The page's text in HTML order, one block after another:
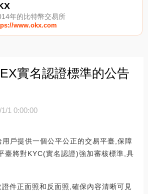
年的比特幣交易所
www.okx.com
實名認證標準的公告
1 0:00:00
戶提供一個公平公正的交易平臺,保障
臺將對KYC(實名認證)強加審核標準,具
件正面照和反面照,確保內容清晰可見